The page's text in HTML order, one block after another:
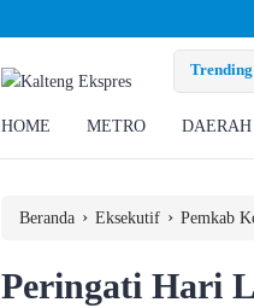
HOME METRO DAERAH
Beranda › Eksekutif › Pemkab
Peringati Hari